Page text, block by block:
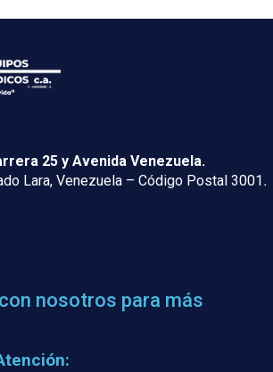
25 y Avenida Venezuela.
Lara, Venezuela – Código Postal 3001.
nosotros para más